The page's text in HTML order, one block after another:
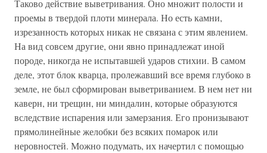
Таково действие выветривания. Оно множит полости и
проемы в твердой плоти минерала. Но есть камни,
изрезанность которых никак не связана с этим явлением.
На вид совсем другие, они явно принадлежат иной
породе, никогда не испытавшей ударов стихии. В самом
деле, этот блок кварца, пролежавший все время глубоко в
земле, не был сформирован выветриванием. В нем нет ни
каверн, ни трещин, ни миндалин, которые образуются
вследствие испарения или замерзания. Его пронизывают
прямолинейные желобки без всяких помарок или
неровностей. Можно подумать, их начертил с помощью